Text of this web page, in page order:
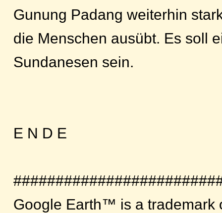
Gunung Padang weiterhin
die Menschen ausübt. Es soll
Sundanesen sein.
E N D E
Google Earth™ is a trademark